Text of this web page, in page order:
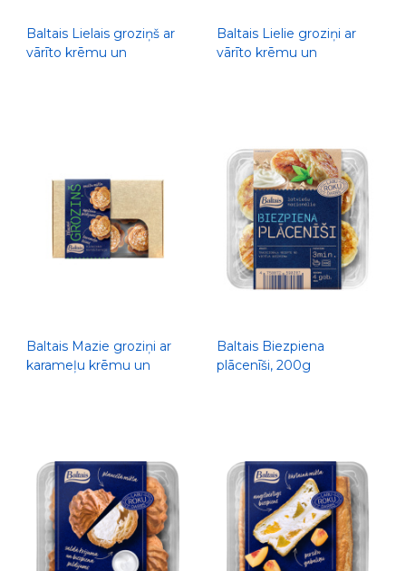
Baltais Lielais groziņš ar
vārīto krēmu un
Baltais Lielie groziņi ar
vārīto krēmu un
Baltais Mazie groziņi ar
karameļu krēmu un
Baltais Biezpiena
plācenīši, 200g